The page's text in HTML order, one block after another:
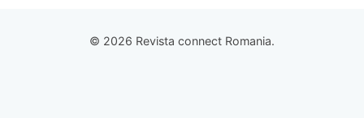
© 2026 Revista connect Romania.